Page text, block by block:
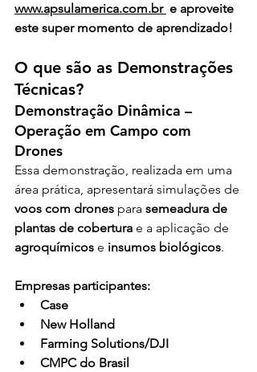
www.apsulamerica.com.br e aproveite
este super momento de aprendizado!
O que são as Demonstrações
Técnicas?
Demonstração Dinâmica –
Operação em Campo com
Drones
Essa demonstração, realizada em uma
área prática, apresentará simulações de
voos com drones para semeadura de
plantas de cobertura e a aplicação de
agroquímicos e insumos biológicos.
Empresas participantes:
Case
New Holland
Farming Solutions/DJI
CMPC do Brasil